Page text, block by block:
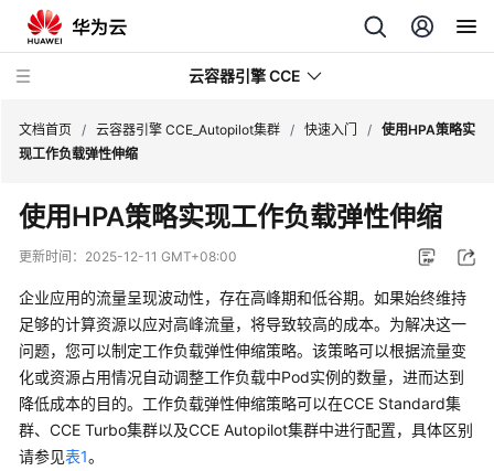
云容器引擎 CCE
最
动
态
服
务
公
告
文档首页 / 云容器引擎 CCE_Autopilot集群 / 快速入门 / 使用HPA策略实
现工作负载弹性伸缩
使用HPA策略实现工作负载弹性伸缩
更新时间： 2025-12-11 GMT+08:00
企业应用的流量呈现波动性，存在高峰期和低谷期。如果始终维持
足够的计算资源以应对高峰流量，将导致较高的成本。为解决这一
问题，您可以制定工作负载弹性伸缩策略。该策略可以根据流量变
化或资源占用情况自动调整工作负载中Pod实例的数量，进而达到
降低成本的目的。工作负载弹性伸缩策略可以在CCE Standard集
群、CCE Turbo集群以及CCE Autopilot集群中进行配置，具体区别
请参见表1。